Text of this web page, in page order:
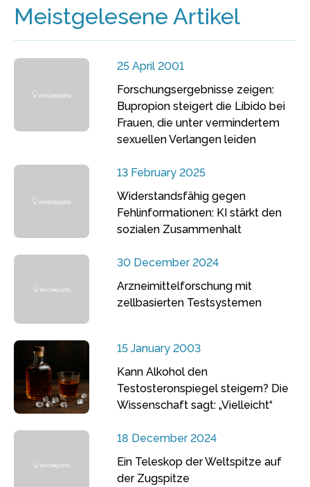
Meistgelesene Artikel
25 April 2001
Forschungsergebnisse zeigen:
Bupropion steigert die Libido bei
Frauen, die unter vermindertem
sexuellen Verlangen leiden
13 February 2025
Widerstandsfähig gegen
Fehlinformationen: KI stärkt den
sozialen Zusammenhalt
30 December 2024
Arzneimittelforschung mit
zellbasierten Testsystemen
15 January 2003
Kann Alkohol den
Testosteronspiegel steigern? Die
Wissenschaft sagt: „Vielleicht“
18 December 2024
Ein Teleskop der Weltspitze auf
der Zugspitze